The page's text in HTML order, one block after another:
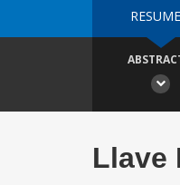
Llave